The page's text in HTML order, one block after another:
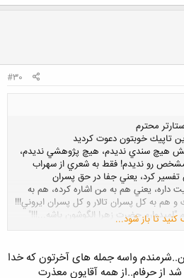
#30
محترم
تاپيك خوبتون دعوت كرديد
هيچ سندي نديدم، هيچ پژوهشي نديدم،
رو نديدم! فقط به شعري از سهراب
كرد، يعني جفا در حق پسران
داره، يعني هم به من اشاره كرده، هم به
هم به كل پسران تالار و كل پسران ايروني!!!
"اميدوارم حضرت زهرا الگوشون باشه...!!!"
اي،‌ملتي، جنسيتي، آدم خوب و بد وجود
زد؟!اگرم حديثي در مورد خصلتهاي آدميان
امانت)،‌ همه مردم مورد خطاب قرار
همه ما از شر شيطان به خدا پناه ميبريم(
کنید تا باز شود...
واسه جمله های آخرتون که خدا
از حرفام..از همه آقایون معذرت